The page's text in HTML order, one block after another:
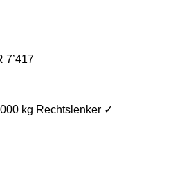
7’417
kg Rechtslenker ✓